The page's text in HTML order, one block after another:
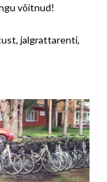
võitnud!
jalgrattarenti,